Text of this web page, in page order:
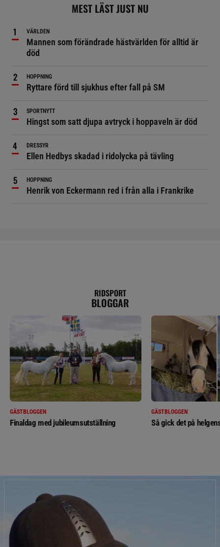
MEST LÄST JUST NU
VÄRLDEN
Mannen som förändrade hästvärlden för alltid är
död
HOPPNING
Ryttare förd till sjukhus efter fall på SM
SPORTNYTT
Hingst som satt djupa avtryck i hoppaveln är död
DRESSYR
Ellen Hedbys skadad i ridolycka på tävling
HOPPNING
Henrik von Eckermann red i från alla i Frankrike
RIDSPORT
BLOGGAR
GÄSTBLOGGEN
Finaldag med jubileumsutställning
GÄSTBLOGGEN
Så gick det på